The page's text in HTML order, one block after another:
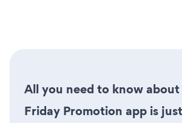
All you need to know
Friday Promotion app is